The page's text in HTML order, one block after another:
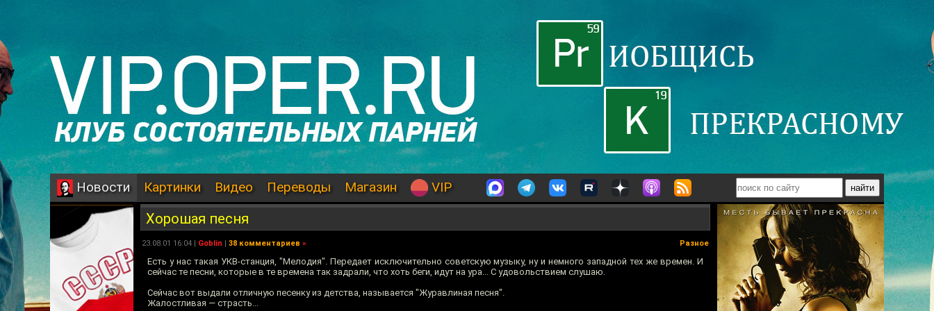
Новости Картинки Видео Переводы Магазин VIP
Хорошая песня
23.08.01 16:04 | Goblin | 38 комментариев » Разное
Есть у нас такая УКВ-станция, "Мелодия". Передает исключительно советскую музыку, ну и немного западной тех же времен. И
сейчас те песни, которые в те времена так задрали, что хоть беги, идут на ура... С удовольствием слушаю.
Сейчас вот выдали отличную песенку из детства, называется "Журавлиная песня".
Жалостливая — страсть...